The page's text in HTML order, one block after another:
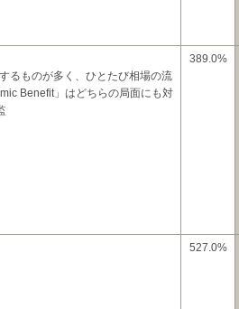
るものが多く、ひとたび相場の流
Benefit」はどちらの局面にも対
389.0%
527.0%